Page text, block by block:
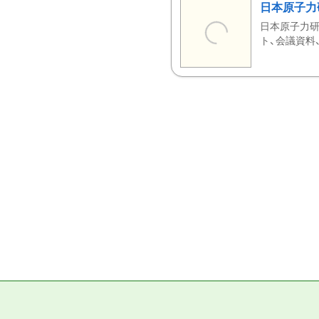
日本原子
日本原子力
ト、会議資